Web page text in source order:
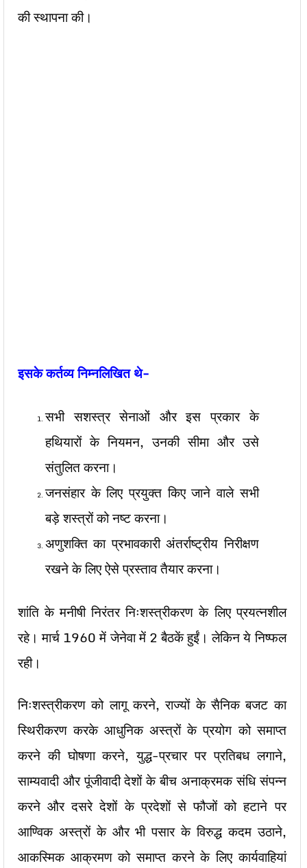
की स्थापना की।
इसके कर्तव्य निम्नलिखित थे-
सभी सशस्त्र सेनाओं और इस प्रकार के
हथियारों के नियमन, उनकी सीमा और उसे
संतुलित करना।
जनसंहार के लिए प्रयुक्त किए जाने वाले सभी
बड़े शस्त्रों को नष्ट करना।
अणुशक्ति का प्रभावकारी अंतर्राष्ट्रीय निरीक्षण
रखने के लिए ऐसे प्रस्ताव तैयार करना।
शांति के मनीषी निरंतर निःशस्त्रीकरण के लिए प्रयत्नशील
रहे। मार्च 1960 में जेनेवा में 2 बैठकें हुईं। लेकिन ये निष्फल
रही।
निःशस्त्रीकरण को लागू करने, राज्यों के सैनिक बजट का
स्थिरीकरण करके आधुनिक अस्त्रों के प्रयोग को समाप्त
करने की घोषणा करने, युद्ध-प्रचार पर प्रतिबध लगाने,
साम्यवादी और पूंजीवादी देशों के बीच अनाक्रमक संधि संपन्न
करने और दसरे देशों के प्रदेशों से फौजों को हटाने पर
आण्विक अस्त्रों के और भी पसार के विरुद्ध कदम उठाने,
आकस्मिक आक्रमण को समाप्त करने के लिए कार्यवाहियां